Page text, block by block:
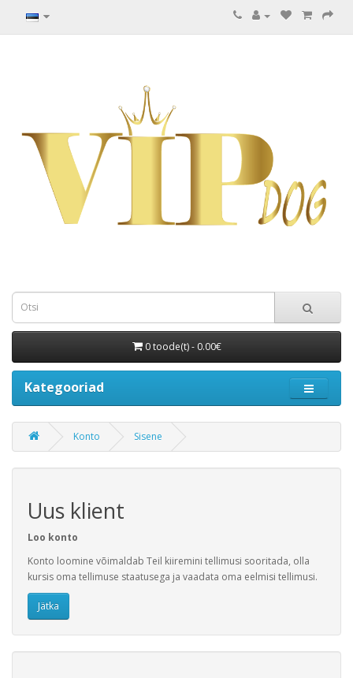
0 toode(t) - 0.00€
Kategooriad
Konto Sisene
Uus klient
Loo konto
Konto loomine võimaldab Teil kiiremini tellimusi sooritada, olla
kursis oma tellimuse staatusega ja vaadata oma eelmisi tellimusi.
Jätka